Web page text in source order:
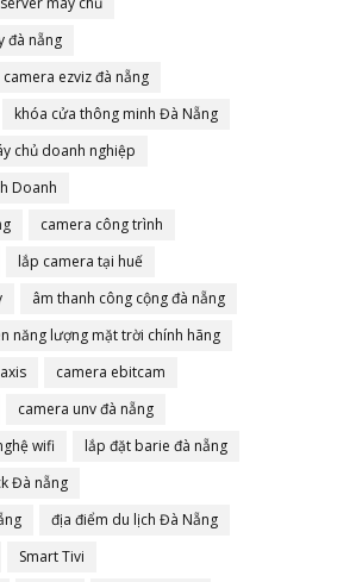
đà nẵng
camera ezviz đà nẵng
khóa cửa thông minh Đà Nẵng
chủ doanh nghiệp
Doanh
camera công trình
lắp camera tại huế
âm thanh công cộng đà nẵng
năng lượng mặt trời chính hãng
camera ebitcam
camera unv đà nẵng
wifi
lắp đặt barie đà nẵng
Đà nẵng
địa điểm du lịch Đà Nẵng
Smart Tivi